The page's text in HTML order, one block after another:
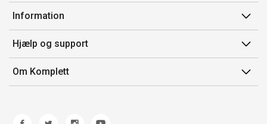
Min side
Ordrehistorik
Gavekort
Information
Salgsbetingelser
Mærker/producent
Fortrydelsesret
Hjælp og support
Kontakt os
Kundeservice
Om Komplett